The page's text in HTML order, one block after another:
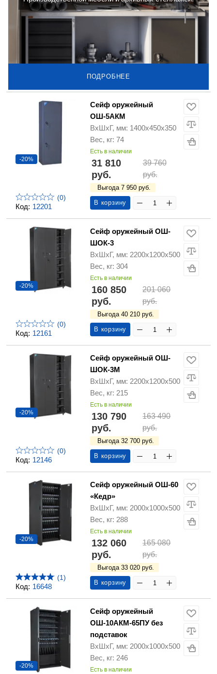
ПОДРОБНЕЕ
Код: 12201
-20%
(0)
Сейф оружейный
ОШ-5АКМ
ВхШхГ, мм: 1400х450х350
Вес, кг: 74
Есть в наличии
31 810
руб.
39 760
руб.
Выгода 7 950 руб.
В корзину
Код: 12161
-20%
(0)
Сейф оружейный ОШ-
ШОК-3
ВхШхГ, мм: 2200х1200х500
Вес, кг: 304
Есть в наличии
160 850
руб.
201 060
руб.
Выгода 40 210 руб.
В корзину
Код: 12146
-20%
(0)
Сейф оружейный ОШ-
ШОК-3М
ВхШхГ, мм: 2200х1200х500
Вес, кг: 215
Есть в наличии
130 790
руб.
163 490
руб.
Выгода 32 700 руб.
В корзину
Код: 16648
-20%
(1)
Сейф оружейный ОШ-60
«Кедр»
ВхШхГ, мм: 2000х1000х500
Вес, кг: 288
Есть в наличии
132 060
руб.
165 080
руб.
Выгода 33 020 руб.
В корзину
-20%
Сейф оружейный
ОШ-10АКМ-65ПУ без
подставок
ВхШхГ, мм: 2000х1000х500
Вес, кг: 246
Есть в наличии